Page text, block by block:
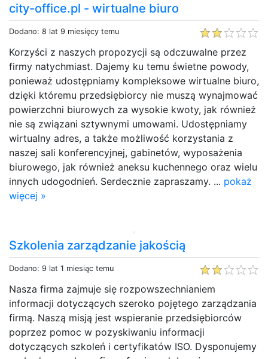
city-office.pl - wirtualne biuro
Dodano: 8 lat 9 miesięcy temu
Korzyści z naszych propozycji są odczuwalne przez
firmy natychmiast. Dajemy ku temu świetne powody,
ponieważ udostępniamy kompleksowe wirtualne biuro,
dzięki któremu przedsiębiorcy nie muszą wynajmować
powierzchni biurowych za wysokie kwoty, jak również
nie są związani sztywnymi umowami. Udostępniamy
wirtualny adres, a także możliwość korzystania z
naszej sali konferencyjnej, gabinetów, wyposażenia
biurowego, jak również aneksu kuchennego oraz wielu
innych udogodnień. Serdecznie zapraszamy. ... pokaż
więcej »
Szkolenia zarządzanie jakością
Dodano: 9 lat 1 miesiąc temu
Nasza firma zajmuje się rozpowszechnianiem
informacji dotyczących szeroko pojętego zarządzania
firmą. Naszą misją jest wspieranie przedsiębiorców
poprzez pomoc w pozyskiwaniu informacji
dotyczących szkoleń i certyfikatów ISO. Dysponujemy